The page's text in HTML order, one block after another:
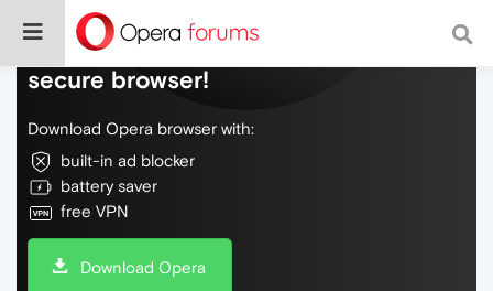
Do more on the web, with a fast and
secure browser!
Download Opera browser with:
built-in ad blocker
battery saver
free VPN
Download Opera